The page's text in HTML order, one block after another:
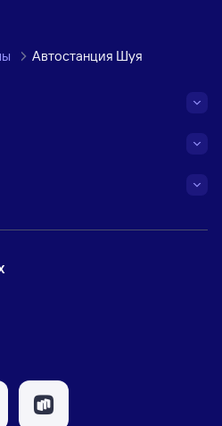
Автостанция Шуя